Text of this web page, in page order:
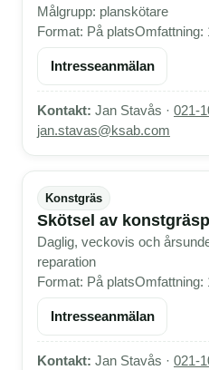
Målgrupp: planskötare
Format: På platsOmfattning:
Intresseanmälan
Kontakt: Jan Stavås · 021-
jan.stavas@ksab.com
Konstgräs
Skötsel av
Daglig, veckovis och
reparation
Format: På platsOmfattning:
Intresseanmälan
Kontakt: Jan Stavås · 021-